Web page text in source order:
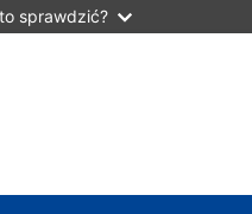
sprawdzić?